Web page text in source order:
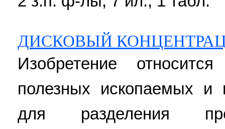
ДИСКОВЫЙ
Изобретение
полезных ископаемых и
для разделения